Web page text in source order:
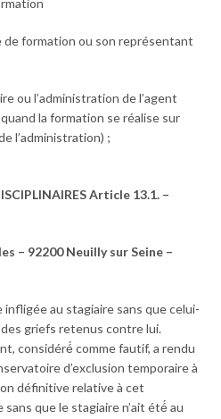
de formation ou son représentant
ou l’administration de l’agent
la formation se réalise sur
l’administration) ;
Article 13.1. –
– 92200 Neuilly sur Seine –
au stagiaire sans que celui-
griefs retenus contre lui.
considéré́ comme fautif, a rendu
d’exclusion temporaire à
définitive relative à cet
que le stagiaire n’ait été́ au